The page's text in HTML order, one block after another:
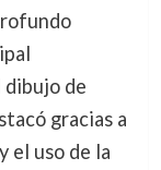
de
gracias a
el uso de la